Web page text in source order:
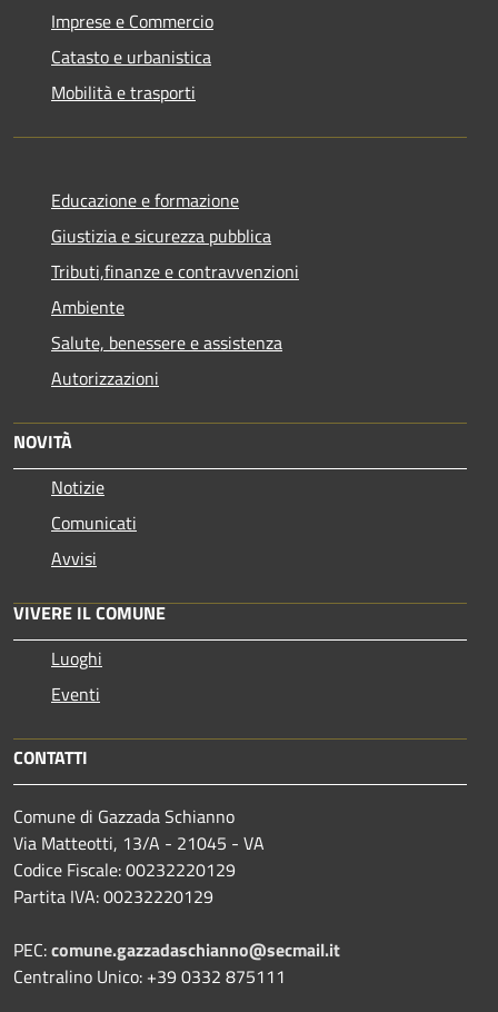
Imprese e Commercio
Catasto e urbanistica
Mobilità e trasporti
Educazione e formazione
Giustizia e sicurezza pubblica
Tributi,finanze e contravvenzioni
Ambiente
Salute, benessere e assistenza
Autorizzazioni
NOVITÀ
Notizie
Comunicati
Avvisi
VIVERE IL COMUNE
Luoghi
Eventi
CONTATTI
Comune di Gazzada Schianno
Via Matteotti, 13/A - 21045 - VA
Codice Fiscale: 00232220129
Partita IVA: 00232220129
PEC:comune.gazzadaschianno@secmail.it
Centralino Unico: +39 0332 875111